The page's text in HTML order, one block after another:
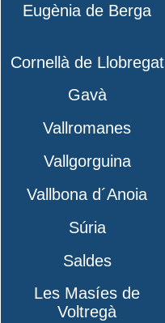
Eugènia de Berga
Cornellà de Llobregat
Gavà
Vallromanes
Vallgorguina
Vallbona d´Anoia
Súria
Saldes
Les Masíes de
Voltregà